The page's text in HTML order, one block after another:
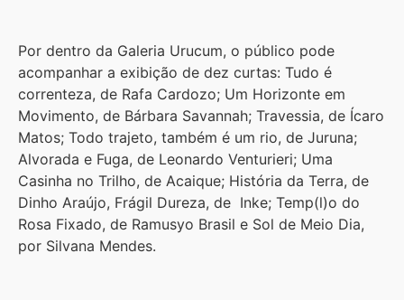
Por dentro da Galeria Urucum, o público pode
acompanhar a exibição de dez curtas: Tudo é
correnteza, de Rafa Cardozo; Um Horizonte em
Movimento, de Bárbara Savannah; Travessia, de Ícaro
Matos; Todo trajeto, também é um rio, de Juruna;
Alvorada e Fuga, de Leonardo Venturieri; Uma
Casinha no Trilho, de Acaique; História da Terra, de
Dinho Araújo, Frágil Dureza, de Inke; Temp(l)o do
Rosa Fixado, de Ramusyo Brasil e Sol de Meio Dia,
por Silvana Mendes.